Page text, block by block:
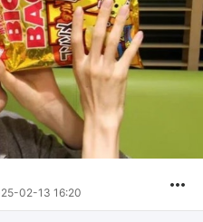
02-13 16:20